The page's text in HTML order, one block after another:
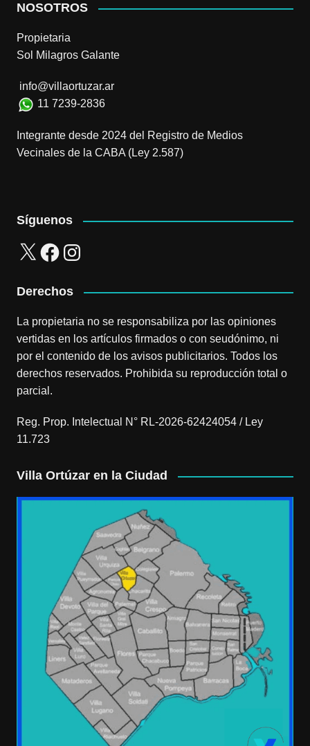
NOSOTROS
Propietaria
Sol Milagros Galante
info@villaortuzar.ar
11 7239-2836
Integrante desde 2024 del Registro de Medios
Vecinales de la CABA (Ley 2.587)
Síguenos
X FacebookInstagram
Derechos
La propietaria no se responsabiliza por las opiniones
vertidas en los artículos firmados o con seudónimo, ni
por el contenido de los avisos publicitarios. Todos los
derechos reservados. Prohibida su reproducción total o
parcial.
Reg. Prop. Intelectual N° RL-2026-62424054 / Ley
11.723
Villa Ortúzar en la Ciudad